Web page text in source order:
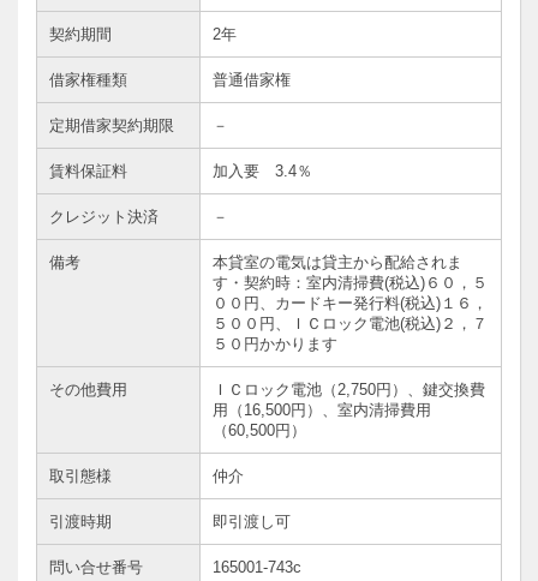
契約期間 2年
借家権種類 普通借家権
定期借家契約期限 －
賃料保証料 加入要 3.4％
クレジット決済 －
備考
本貸室の電気は貸主から配給されま
す・契約時：室内清掃費(税込)６０，５
００円、カードキー発行料(税込)１６，
５００円、ＩＣロック電池(税込)２，７
５０円かかります
その他費用
ＩＣロック電池（2,750円）、鍵交換費
用（16,500円）、室内清掃費用
（60,500円）
取引態様 仲介
引渡時期 即引渡し可
問い合せ番号 165001-743c